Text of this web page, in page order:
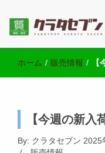
池袋の質屋ク
績・販売商品情報や雑記
ホーム / 販売情報 /
【今週の新入
By: クラタセブン 2025